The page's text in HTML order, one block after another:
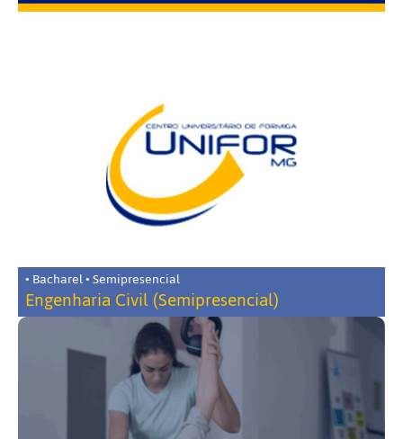
• Bacharel • Semipresencial
Engenharia Civil (Semipresencial)